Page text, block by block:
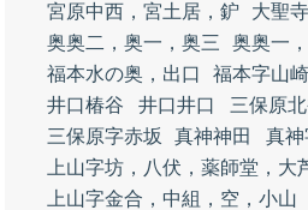
宮原中西，宮土居，鈩
大聖寺
奥奥二，奥一，奥三
奥奥一
福本水の奥，出口
福本字山崎
井口椿谷
井口井口
三保原
三保原字赤坂
真神神田
真
上山字坊，八伏，薬師堂，大
上山字金合，中組，空，小山